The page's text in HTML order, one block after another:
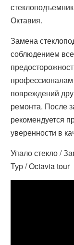
Октавия.
Замена
соблюдением
повреждений
ремонта. После
рекомендуется
уверенности в
Упало стекло /
Тур / Octavia tour